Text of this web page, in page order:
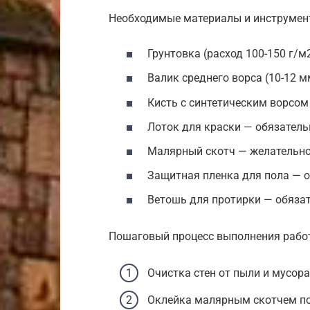
Необходимые материалы и
Грунтовка (расход 100-150 г/
Валик среднего ворса (10-12
Кисть с синтетическим
Лоток для краски —
Малярный скотч —
Защитная пленка для пола —
Ветошь для протирки —
Пошаговый процесс выполнения
Очистка стен от пыли и
Оклейка малярным скотчем